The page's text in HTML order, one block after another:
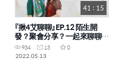
41 : 15
『揪4艾聊聊』EP.12 陌生開
發？聚會分享？一起來聊聊分
享技巧 (李寶敏STM 林儷芬
SRM)
934 13
0
2022.05.13